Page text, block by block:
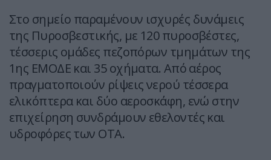
Στο σημείο παραμένουν ισχυρές δυνάμεις
της Πυροσβεστικής, με 120 πυροσβέστες,
τέσσερις ομάδες πεζοπόρων τμημάτων της
1ης ΕΜΟΔΕ και 35 οχήματα. Από αέρος
πραγματοποιούν ρίψεις νερού τέσσερα
ελικόπτερα και δύο αεροσκάφη, ενώ στην
επιχείρηση συνδράμουν εθελοντές και
υδροφόρες των ΟΤΑ.